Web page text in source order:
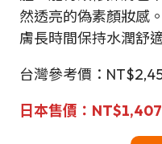
然透亮的偽素顏妝感
膚長時間保持水潤舒
台灣參考價：
日本售價 ： NT$